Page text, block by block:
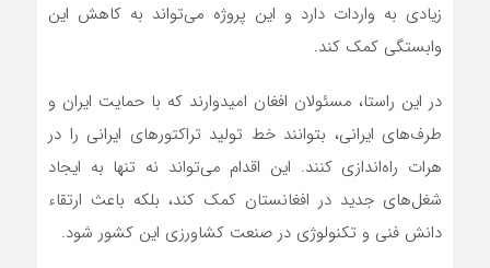
زیادی به واردات دارد و این پروژه می‌تواند به کاهش این
وابستگی کمک کند.
در این راستا، مسئولان افغان امیدوارند که با حمایت ایران و
طرف‌های ایرانی، بتوانند خط تولید تراکتورهای ایرانی را در
هرات راه‌اندازی کنند. این اقدام می‌تواند نه تنها به ایجاد
شغل‌های جدید در افغانستان کمک کند، بلکه باعث ارتقاء
دانش فنی و تکنولوژی در صنعت کشاورزی این کشور شود.